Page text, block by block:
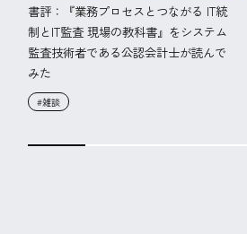
書評：『業務プロセスとつながる IT統
制とIT監査 現場の教科書』をシステム
監査技術者である公認会計士が読んで
みた
#雑談